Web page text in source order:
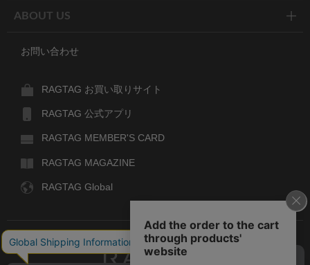
ABOUT US
お問い合わせ
RAGTAG お買い取りサイト
RAGTAG 公式アプリ
RAGTAG MEMBER'S CARD
RAGTAG MAGAZINE
RAGTAG Global